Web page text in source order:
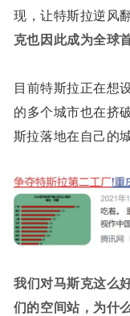
现，让特斯拉逆风
克也因此成为全球首
目前特斯拉正在想
的多个城市也在挤
斯拉落地在自己的
我们对马斯克这么
们的空间站，为什